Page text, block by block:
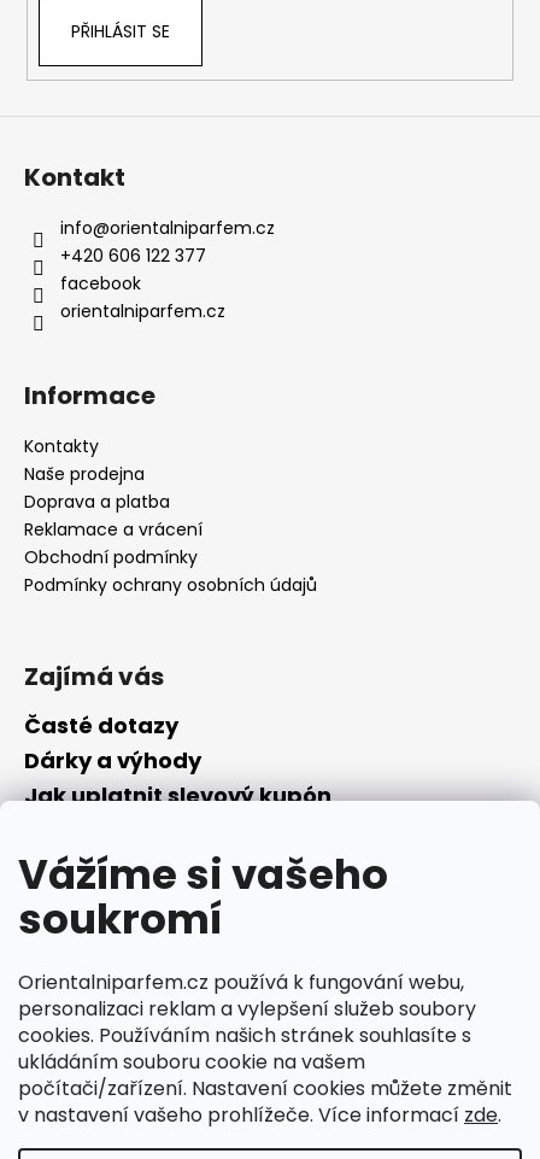
Vážíme si vašeho
soukromí
Orientalniparfem.cz používá k fungování webu,
personalizaci reklam a vylepšení služeb soubory
cookies. Používáním našich stránek souhlasíte s
ukládáním souboru cookie na vašem
počítači/zařízení. Nastavení cookies můžete změnit
v nastavení vašeho prohlížeče. Více informací zde.
PŘIHLÁSIT SE
Kontakt
info@orientalniparfem.cz
+420 606 122 377
facebook
orientalniparfem.cz
Informace
Kontakty
Naše prodejna
Doprava a platba
Reklamace a vrácení
Obchodní podmínky
Podmínky ochrany osobních údajů
Zajímá vás
Časté dotazy
Dárky a výhody
Jak uplatnit slevový kupón
Převodník parfémů
Parfémový slovníček
Facebook
Ciperka.cz